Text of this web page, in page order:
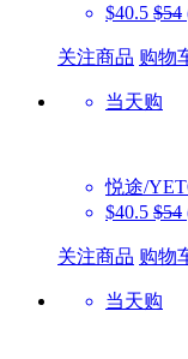
$40.5 $54
关注商品 购物
当天购
悦途/
$40.5 $54
关注商品 购物
当天购